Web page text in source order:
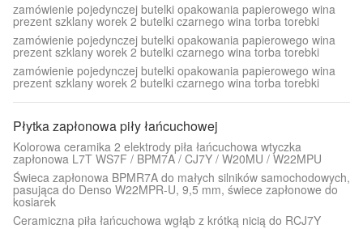
zamówienie pojedynczej butelki opakowania papierowego wina
prezent szklany worek 2 butelki czarnego wina torba torebki
zamówienie pojedynczej butelki opakowania papierowego wina
prezent szklany worek 2 butelki czarnego wina torba torebki
zamówienie pojedynczej butelki opakowania papierowego wina
prezent szklany worek 2 butelki czarnego wina torba torebki
Płytka zapłonowa piły łańcuchowej
Kolorowa ceramika 2 elektrody piła łańcuchowa wtyczka
zapłonowa L7T WS7F / BPM7A / CJ7Y / W20MU / W22MPU
Świeca zapłonowa BPMR7A do małych silników samochodowych,
pasująca do Denso W22MPR-U, 9,5 mm, świece zapłonowe do
kosiarek
Ceramiczna piła łańcuchowa wgłąb z krótką nicią do RCJ7Y